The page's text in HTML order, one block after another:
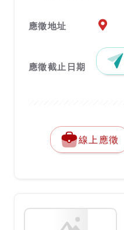
應徵地址 應徵
應徵截止日期
線上應徵